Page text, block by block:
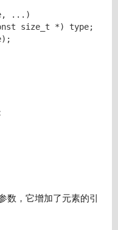
...)
size_t *) type;
数，它增加了元素的引